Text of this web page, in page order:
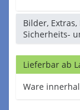
Bilder,
Sicherheits-
Lieferbar ab
Ware